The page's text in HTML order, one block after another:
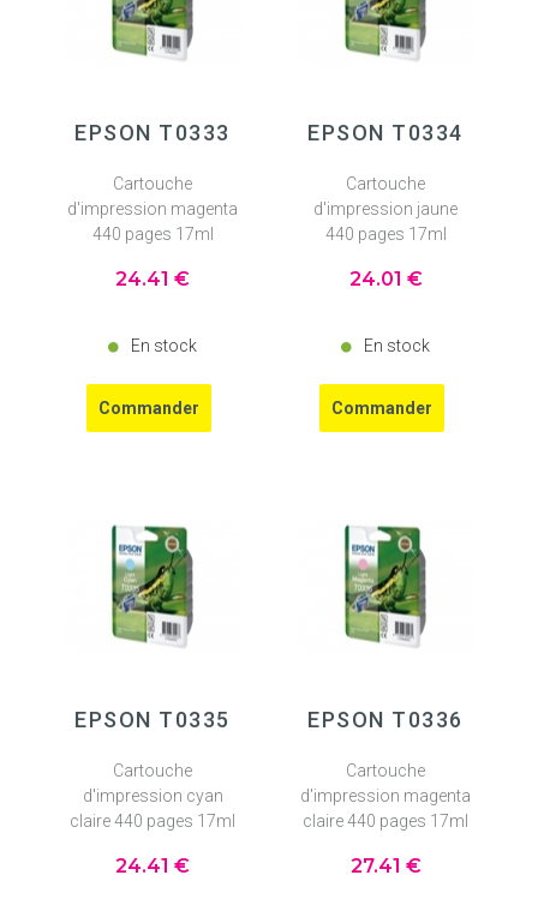
EPSON T0333
Cartouche
d'impression magenta
440 pages 17ml
24.41 €
En stock
EPSON T0334
Cartouche
d'impression jaune
440 pages 17ml
24.01 €
En stock
EPSON T0335
Cartouche
d'impression cyan
claire 440 pages 17ml
24.41 €
EPSON T0336
Cartouche
d'impression magenta
claire 440 pages 17ml
27.41 €